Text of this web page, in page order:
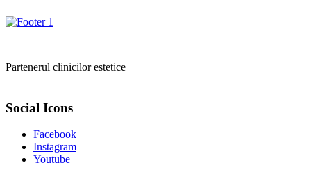
Partenerul clinicilor estetice
Social Icons
Facebook
Instagram
Youtube